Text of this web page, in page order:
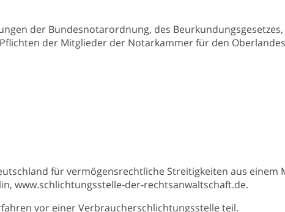
der Bundesnotarordnung, des
der Mitglieder der Notarkammer für den
für vermögensrechtliche Streitigkeiten aus
www.schlichtungsstelle-der-rechtsanwaltschaft.de.
vor einer Verbraucherschlichtungsstelle teil.